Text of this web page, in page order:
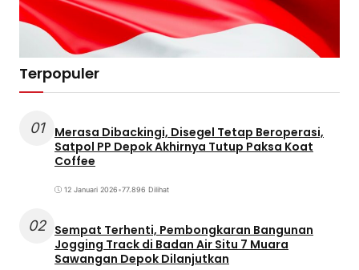
Terpopuler
01
Merasa Dibackingi, Disegel Tetap Beroperasi,
Satpol PP Depok Akhirnya Tutup Paksa Koat
Coffee
12 Januari 2026•77.896 Dilihat
02 Sempat Terhenti, Pembongkaran Bangunan
Jogging Track di Badan Air Situ 7 Muara
Sawangan Depok Dilanjutkan